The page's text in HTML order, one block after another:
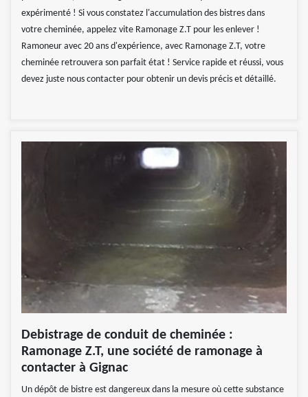
expérimenté ! Si vous constatez l'accumulation des bistres dans
votre cheminée, appelez vite Ramonage Z.T pour les enlever !
Ramoneur avec 20 ans d'expérience, avec Ramonage Z.T, votre
cheminée retrouvera son parfait état ! Service rapide et réussi, vous
devez juste nous contacter pour obtenir un devis précis et détaillé.
Debistrage de conduit de cheminée :
Ramonage Z.T, une société de ramonage à
contacter à Gignac
Un dépôt de bistre est dangereux dans la mesure où cette substance